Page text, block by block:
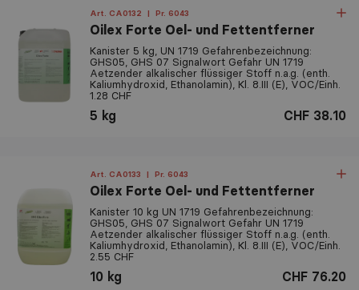
Art. CA0132 | Pr. 6043
Oilex Forte Oel- und Fettentferner
Kanister 5 kg, UN 1719 Gefahrenbezeichnung:
GHS05, GHS 07 Signalwort Gefahr UN 1719
Aetzender alkalischer flüssiger Stoff n.a.g. (enth.
Kaliumhydroxid, Ethanolamin), Kl. 8.III (E), VOC/Einh.
1.28 CHF
5 kg CHF 38.10
Art. CA0133 | Pr. 6043
Oilex Forte Oel- und Fettentferner
Kanister 10 kg UN 1719 Gefahrenbezeichnung:
GHS05, GHS 07 Signalwort Gefahr UN 1719
Aetzender alkalischer flüssiger Stoff n.a.g. (enth.
Kaliumhydroxid, Ethanolamin), Kl. 8.III (E), VOC/Einh.
2.55 CHF
10 kg CHF 76.20